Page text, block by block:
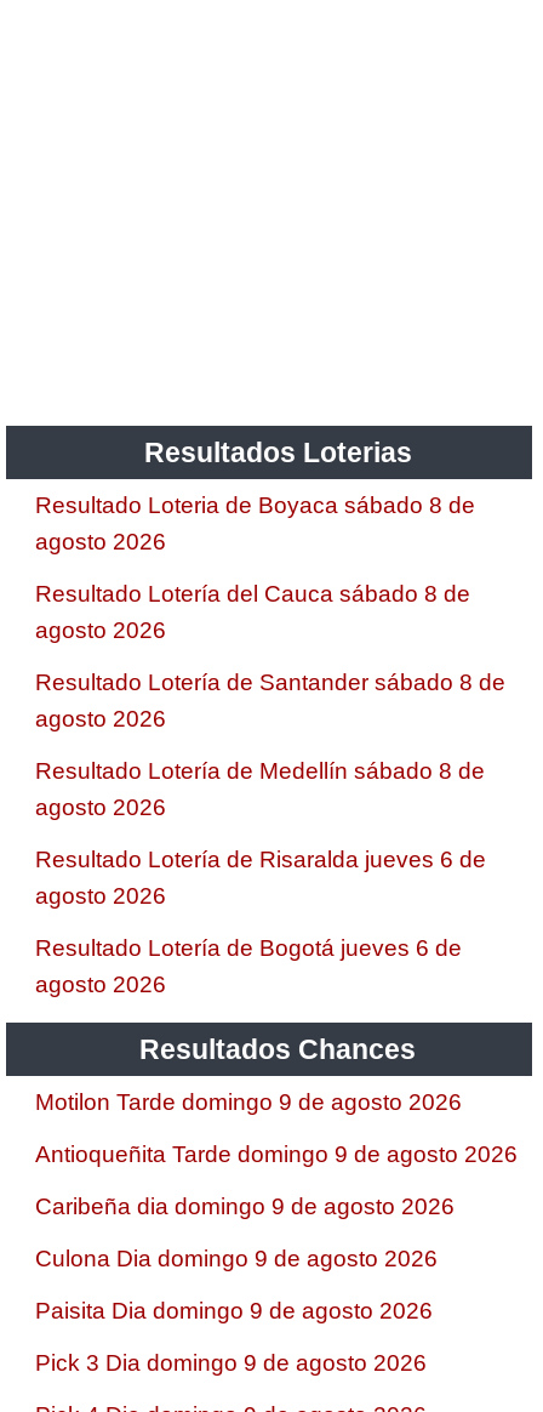
Sinuano Día
Sinuano Noche
Resultados Loterias
Resultado Loteria de Boyaca sábado 8 de
agosto 2026
Resultado Lotería del Cauca sábado 8 de
agosto 2026
Resultado Lotería de Santander sábado 8 de
agosto 2026
Resultado Lotería de Medellín sábado 8 de
agosto 2026
Resultado Lotería de Risaralda jueves 6 de
agosto 2026
Resultado Lotería de Bogotá jueves 6 de
agosto 2026
Resultados Chances
Motilon Tarde domingo 9 de agosto 2026
Antioqueñita Tarde domingo 9 de agosto 2026
Caribeña dia domingo 9 de agosto 2026
Culona Dia domingo 9 de agosto 2026
Paisita Dia domingo 9 de agosto 2026
Pick 3 Dia domingo 9 de agosto 2026